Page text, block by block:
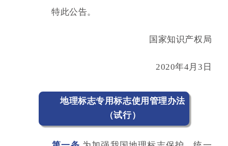
特此公告。
国家知识产权局
2020年4月3日
地理标志专用标志使用管理办法
（试行）